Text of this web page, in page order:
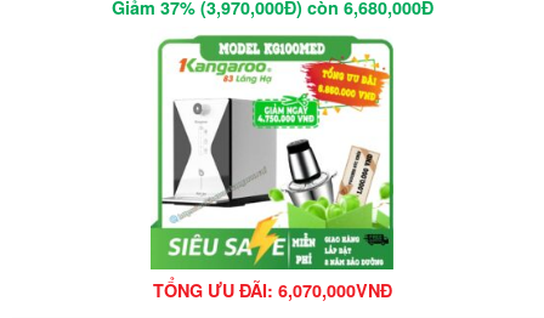
Giảm 37% (3,970,000Đ) còn 6,680,000Đ
TỔNG ƯU ĐÃI: 6,070,000VNĐ